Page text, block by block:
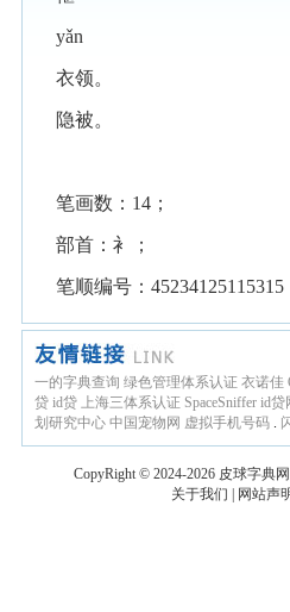
yǎn
衣领。
隐被。
笔画数：14；
部首：衤；
笔顺编号：45234125115315
一的字典查询 绿色管理体系认证 衣诺佳
贷 id贷 上海三体系认证 SpaceSniffer id贷
划研究中心 中国宠物网 虚拟手机号码 .
CopyRight © 2024-2026 皮球字典网
关于我们
网站声